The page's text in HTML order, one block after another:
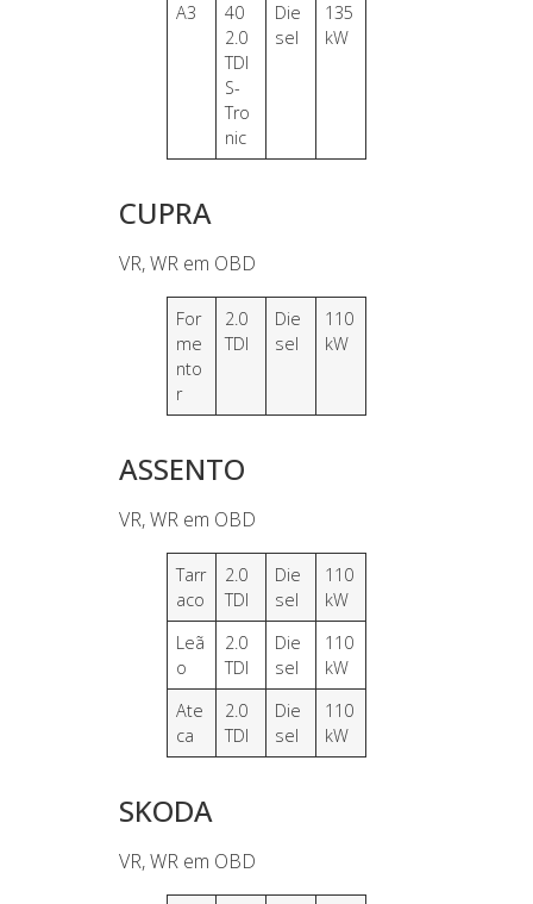
A3
40
2.0
TDI
S-
Tro
nic
Die
sel
135
kW
CUPRA
VR, WR em OBD
For
me
nto
r
2.0
TDI
Die
sel
110
kW
ASSENTO
VR, WR em OBD
Tarr
aco
2.0
TDI
Die
sel
110
kW
Leã
o
2.0
TDI
Die
sel
110
kW
Ate
ca
2.0
TDI
Die
sel
110
kW
SKODA
VR, WR em OBD